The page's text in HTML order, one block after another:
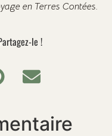
en Terres Contées.
le !